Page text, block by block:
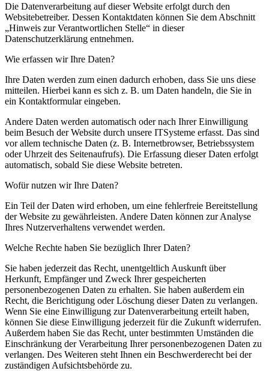
Die Datenverarbeitung auf dieser Website erfolgt durch den
Websitebetreiber. Dessen Kontaktdaten können Sie dem Abschnitt
„Hinweis zur Verantwortlichen Stelle“ in dieser
Datenschutzerklärung entnehmen.
Wie erfassen wir Ihre Daten?
Ihre Daten werden zum einen dadurch erhoben, dass Sie uns diese
mitteilen. Hierbei kann es sich z. B. um Daten handeln, die Sie in
ein Kontaktformular eingeben.
Andere Daten werden automatisch oder nach Ihrer Einwilligung
beim Besuch der Website durch unsere ITSysteme erfasst. Das sind
vor allem technische Daten (z. B. Internetbrowser, Betriebssystem
oder Uhrzeit des Seitenaufrufs). Die Erfassung dieser Daten erfolgt
automatisch, sobald Sie diese Website betreten.
Wofür nutzen wir Ihre Daten?
Ein Teil der Daten wird erhoben, um eine fehlerfreie Bereitstellung
der Website zu gewährleisten. Andere Daten können zur Analyse
Ihres Nutzerverhaltens verwendet werden.
Welche Rechte haben Sie bezüglich Ihrer Daten?
Sie haben jederzeit das Recht, unentgeltlich Auskunft über
Herkunft, Empfänger und Zweck Ihrer gespeicherten
personenbezogenen Daten zu erhalten. Sie haben außerdem ein
Recht, die Berichtigung oder Löschung dieser Daten zu verlangen.
Wenn Sie eine Einwilligung zur Datenverarbeitung erteilt haben,
können Sie diese Einwilligung jederzeit für die Zukunft widerrufen.
Außerdem haben Sie das Recht, unter bestimmten Umständen die
Einschränkung der Verarbeitung Ihrer personenbezogenen Daten zu
verlangen. Des Weiteren steht Ihnen ein Beschwerderecht bei der
zuständigen Aufsichtsbehörde zu.